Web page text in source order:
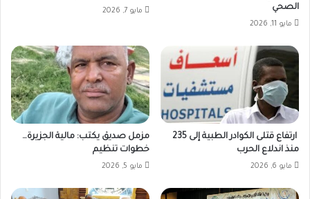
الصحي
مايو 11, 2026
مايو 7, 2026
ارتفاع قتلى الكوادر الطبية إلى 235
منذ اندلاع الحرب
مايو 6, 2026
مزمل صديق يكتب: مالية الجزيرة…
خطوات تنظيم
مايو 5, 2026